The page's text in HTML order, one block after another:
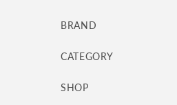
BRAND
CATEGORY
SHOP